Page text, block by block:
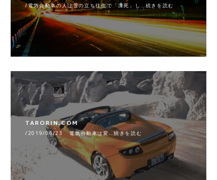
/電気自動車の人は雪の立ち往生で「凍死」し…続きを読む
TARORIN.COM
/2019/06/23 電気自動車は変…続きを読む